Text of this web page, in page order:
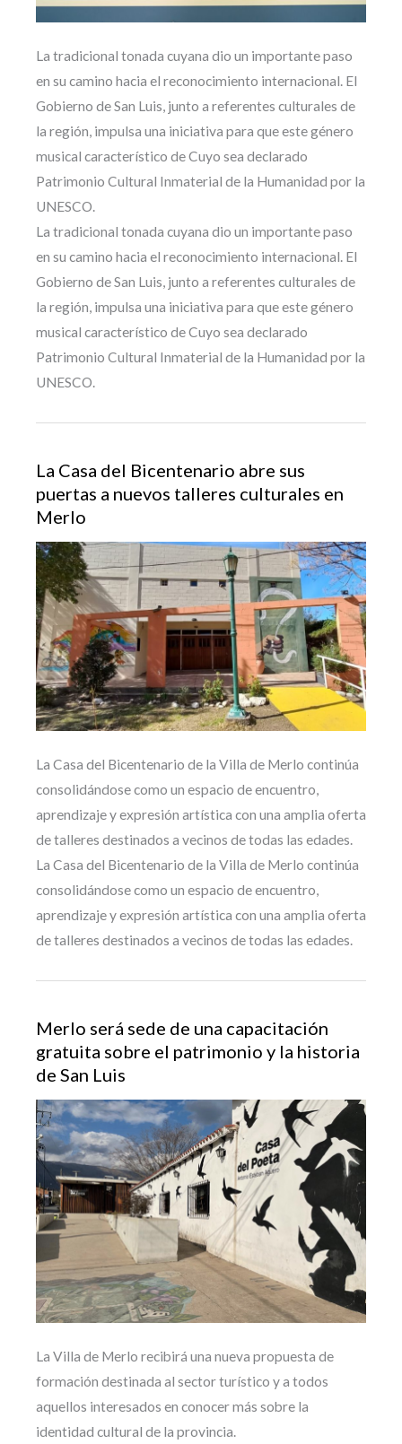
La tradicional tonada cuyana dio un importante paso
en su camino hacia el reconocimiento internacional. El
Gobierno de San Luis, junto a referentes culturales de
la región, impulsa una iniciativa para que este género
musical característico de Cuyo sea declarado
Patrimonio Cultural Inmaterial de la Humanidad por la
UNESCO.
La tradicional tonada cuyana dio un importante paso
en su camino hacia el reconocimiento internacional. El
Gobierno de San Luis, junto a referentes culturales de
la región, impulsa una iniciativa para que este género
musical característico de Cuyo sea declarado
Patrimonio Cultural Inmaterial de la Humanidad por la
UNESCO.
La Casa del Bicentenario abre sus
puertas a nuevos talleres culturales en
Merlo
La Casa del Bicentenario de la Villa de Merlo continúa
consolidándose como un espacio de encuentro,
aprendizaje y expresión artística con una amplia oferta
de talleres destinados a vecinos de todas las edades.
La Casa del Bicentenario de la Villa de Merlo continúa
consolidándose como un espacio de encuentro,
aprendizaje y expresión artística con una amplia oferta
de talleres destinados a vecinos de todas las edades.
Merlo será sede de una capacitación
gratuita sobre el patrimonio y la historia
de San Luis
La Villa de Merlo recibirá una nueva propuesta de
formación destinada al sector turístico y a todos
aquellos interesados en conocer más sobre la
identidad cultural de la provincia.